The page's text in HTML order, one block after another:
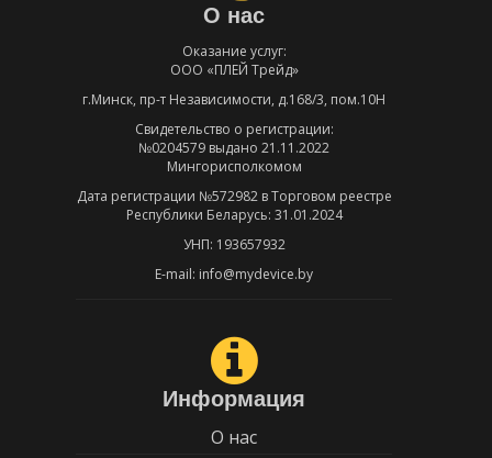
О нас
Оказание услуг:
ООО «ПЛЕЙ Трейд»
г.Минск, пр-т Независимости, д.168/3, пом.10Н
Свидетельство о регистрации:
№0204579 выдано 21.11.2022
Мингорисполкомом
Дата регистрации №572982 в Торговом реестре
Республики Беларусь: 31.01.2024
УНП: 193657932
E-mail: info@mydevice.by
Информация
О нас